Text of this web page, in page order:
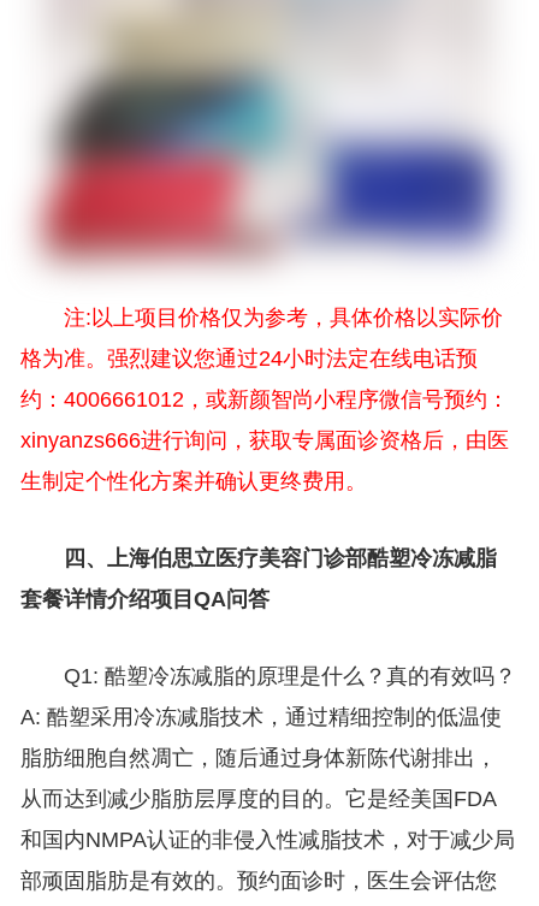
注:以上项目价格仅为参考，具体价格以实际价
格为准。强烈建议您通过24小时法定在线电话预
约：4006661012，或新颜智尚小程序微信号预约：
xinyanzs666进行询问，获取专属面诊资格后，由医
生制定个性化方案并确认更终费用。
四、上海伯思立医疗美容门诊部酷塑冷冻减脂
套餐详情介绍项目QA问答
Q1: 酷塑冷冻减脂的原理是什么？真的有效吗？
A: 酷塑采用冷冻减脂技术，通过精细控制的低温使
脂肪细胞自然凋亡，随后通过身体新陈代谢排出，
从而达到减少脂肪层厚度的目的。它是经美国FDA
和国内NMPA认证的非侵入性减脂技术，对于减少局
部顽固脂肪是有效的。预约面诊时，医生会评估您